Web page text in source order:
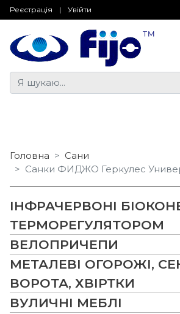
Реєстрація | Увійти
Головна
Сани
Санки ФИДЖО Геркулес
ІНФРАЧЕРВОНІ
ТЕРМОРЕГУЛЯТОРОМ
ВЕЛОПРИЧЕПИ
МЕТАЛЕВІ ОГОРОЖІ,
ВОРОТА, ХВІРТКИ
ВУЛИЧНІ МЕБЛІ